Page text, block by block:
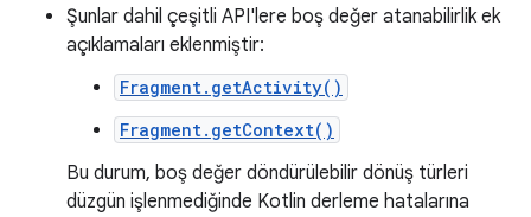
Şunlar dahil çeşitli API'lere boş değer atanabilirlik ek
açıklamaları eklenmiştir:
Fragment.getActivity()
Fragment.getContext()
Bu durum, boş değer döndürülebilir dönüş türleri
düzgün işlenmediğinde Kotlin derleme hatalarına